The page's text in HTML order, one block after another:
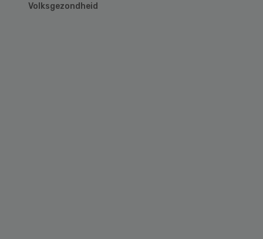
Volksgezondheid